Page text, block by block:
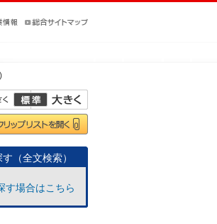
（全文検索）
す場合はこちら